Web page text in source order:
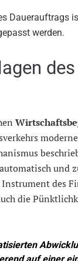
Dauerauftrags
werden.
des
und
des
die